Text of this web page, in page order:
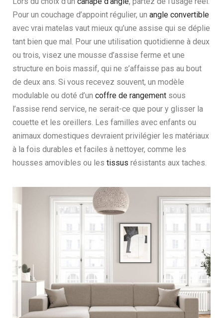
Pour un couchage d’appoint régulier, un angle convertible
avec vrai matelas vaut mieux qu’une assise qui se déplie
tant bien que mal. Pour une utilisation quotidienne à deux
ou trois, visez une mousse d’assise ferme et une
structure en bois massif, qui ne s’affaisse pas au bout
de deux ans. Si vous recevez souvent, un modèle
modulable ou doté d’un coffre de rangement sous
l’assise rend service, ne serait-ce que pour y glisser la
couette et les oreillers. Les familles avec enfants ou
animaux domestiques devraient privilégier les matériaux
à la fois durables et faciles à nettoyer, comme les
housses amovibles ou les tissus résistants aux taches.